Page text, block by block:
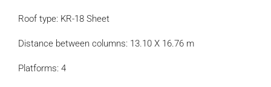
Roof type: KR-18 Sheet
Distance between columns: 13.10 X 16.76 m
Platforms: 4